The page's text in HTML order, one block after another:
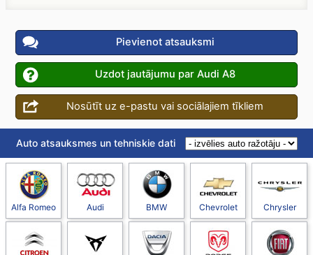
Pievienot atsauksmi
Uzdot jautājumu par Audi A8
Nosūtīt uz e-pastu vai sociālajiem tīkliem
Auto atsauksmes un tehniskie dati
Alfa Romeo Audi BMW Chevrolet Chrysler